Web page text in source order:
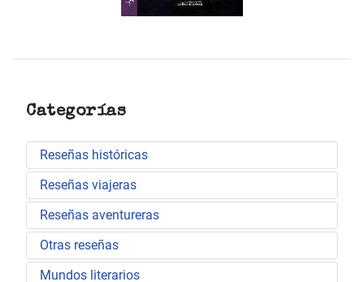
Categorías
Reseñas históricas
Reseñas viajeras
Reseñas aventureras
Otras reseñas
Mundos literarios